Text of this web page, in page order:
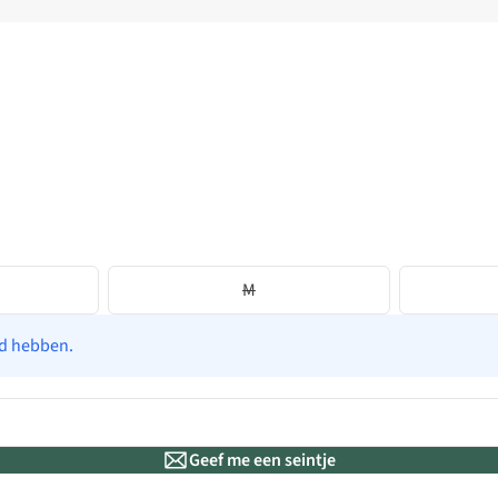
M
hebben.
Geef me een seintje